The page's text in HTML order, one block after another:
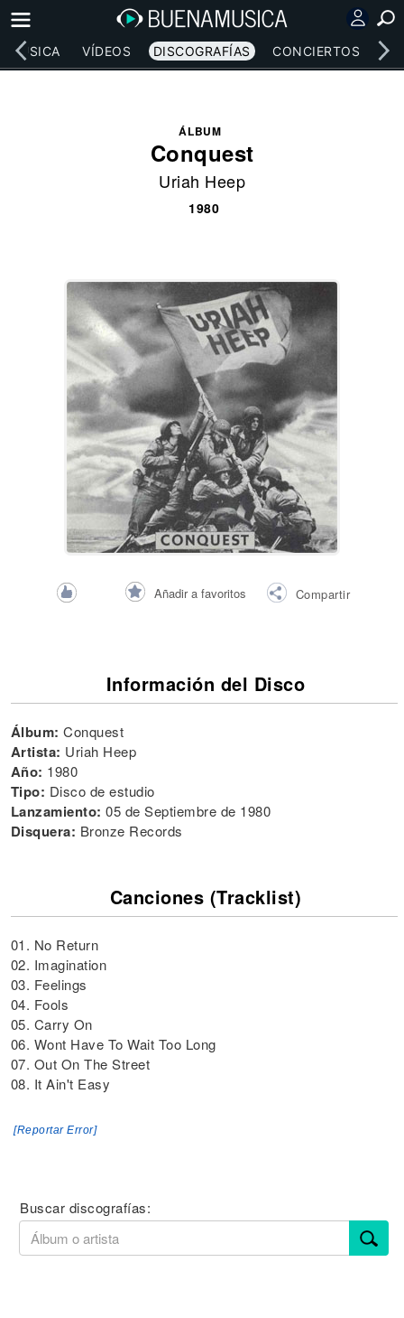
MÚSICA VÍDEOS DISCOGRAFÍAS CONCIERTOS
ÁLBUM
Conquest
Uriah Heep
1980
Añadir a favoritos Compartir
Información del Disco
Álbum: Conquest
Artista: Uriah Heep
Año: 1980
Tipo: Disco de estudio
Lanzamiento: 05 de Septiembre de 1980
Disquera: Bronze Records
Canciones (Tracklist)
01. No Return
02. Imagination
03. Feelings
04. Fools
05. Carry On
06. Wont Have To Wait Too Long
07. Out On The Street
08. It Ain't Easy
[Reportar Error]
Buscar discografías: